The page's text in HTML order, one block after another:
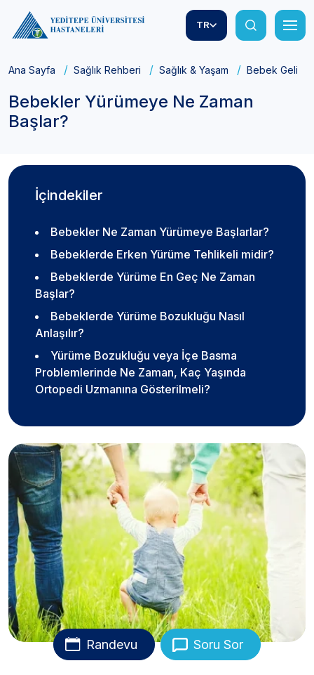
TR
Ana Sayfa Sağlık Rehberi Sağlık & Yaşam Bebek Gelişimi
Bebekler Yürümeye Ne Zaman
Başlar?
İçindekiler
Bebekler Ne Zaman Yürümeye Başlarlar?
Bebeklerde Erken Yürüme Tehlikeli midir?
Bebeklerde Yürüme En Geç Ne Zaman
Başlar?
Bebeklerde Yürüme Bozukluğu Nasıl
Anlaşılır?
Yürüme Bozukluğu veya İçe Basma
Problemlerinde Ne Zaman, Kaç Yaşında
Ortopedi Uzmanına Gösterilmeli?
Randevu Soru Sor